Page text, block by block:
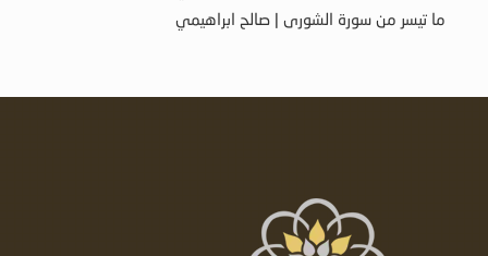
ما تيسر من سورة الشورى | صالح ابراهيمي